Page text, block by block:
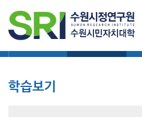
학습보기